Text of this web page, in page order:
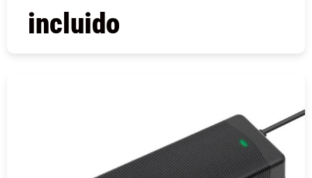
incluido